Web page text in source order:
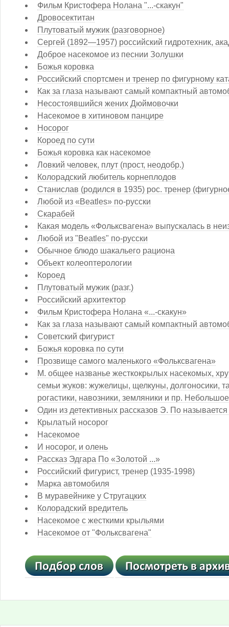
Фильм Кристофера Нолана "...-скакун"
Дровосектитан
Плутоватый мужик (разговорное)
Сергей (1892—1957) российский гидротехник,
Доброе насекомое из песнии Золушки
Божья коровка
Российский спортсмен и тренер по фигурному
Как за глаза называют самый компактный
Несостоявшийся жених Дюймовочки
Насекомое в хитиновом панцире
Носорог
Короед по сути
Божья коровка как насекомое
Ловкий человек, плут (прост, неодобр.)
Колорадский любитель корнеплодов
Станислав (родился в 1935) рос. тренер
Любой из «Beatles» по-русски
Скарабей
Какая модель «Фольксвагена» выпускалась в
Любой из "Beatles" по-русски
Обычное блюдо шакальего рациона
Объект колеоптерологии
Короед
Плутоватый мужик (разг.)
Российский архитектор
Фильм Кристофера Нолана «...-скакун»
Как за глаза называют самый компактный
Советский фигурист
Божья коровка по сути
Прозвище самого маленького «Фольксвагена»
М. общее названье жесткокрылых насекомых,
семьи жуков: жужелицы, щелкуны, долгоносики,
рогастики, навозники, земляники и пр.
Один из детективных рассказов Э. По
Крылатый носорог
Насекомое
И носорог, и олень
Рассказ Эдгара По «Золотой ...»
Российский фигурист, тренер (1935-1998)
Марка автомобиля
В муравейнике у Стругацких
Колорадский вредитель
Насекомое с жесткими крыльями
Насекомое от "Фольксвагена"